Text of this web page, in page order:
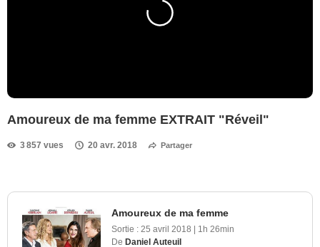
Amoureux de ma femme EXTRAIT "Réveil"
3 857 vues 20 avr. 2018 Partager
Amoureux de ma femme
Sortie : 25 avril 2018 | 1h 26min
De Daniel Auteuil